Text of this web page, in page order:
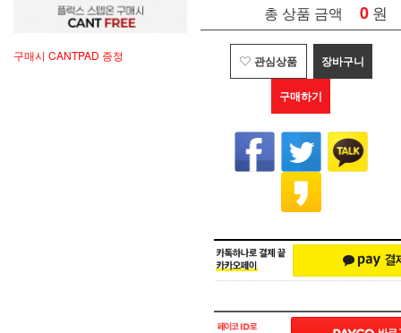
구매시 CANTPAD 증정
총 상품 금액 0 원
관심상품 장바구니
구매하기